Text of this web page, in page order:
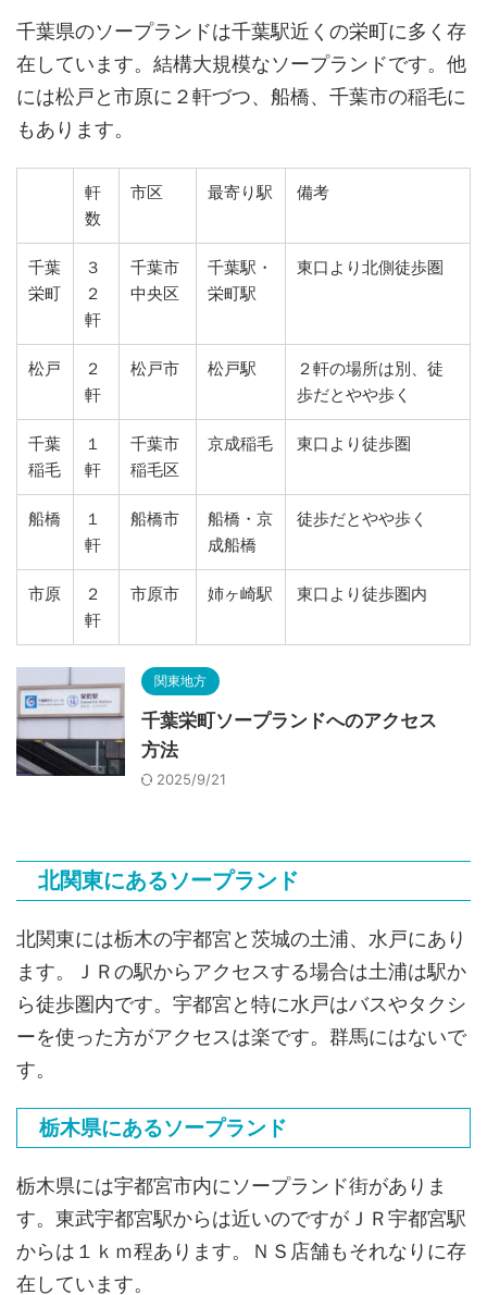
千葉県のソープランドは千葉駅近くの栄町に多く存
在しています。結構大規模なソープランドです。他
には松戸と市原に２軒づつ、船橋、千葉市の稲毛に
もあります。
軒
数
市区 最寄り駅 備考
千葉
栄町
３
２
軒
千葉市
中央区
千葉駅・
栄町駅
東口より北側徒歩圏
松戸
２
軒
松戸市 松戸駅
２軒の場所は別、徒
歩だとやや歩く
千葉
稲毛
１
軒
千葉市
稲毛区
京成稲毛 東口より徒歩圏
船橋
１
軒
船橋市
船橋・京
成船橋
徒歩だとやや歩く
市原
２
軒
市原市 姉ヶ崎駅 東口より徒歩圏内
関東地方
千葉栄町ソープランドへのアクセス
方法
2025/9/21
北関東にあるソープランド
北関東には栃木の宇都宮と茨城の土浦、水戸にあり
ます。ＪＲの駅からアクセスする場合は土浦は駅か
ら徒歩圏内です。宇都宮と特に水戸はバスやタクシ
ーを使った方がアクセスは楽です。群馬にはないで
す。
栃木県にあるソープランド
栃木県には宇都宮市内にソープランド街がありま
す。東武宇都宮駅からは近いのですがＪＲ宇都宮駅
からは１ｋｍ程あります。ＮＳ店舗もそれなりに存
在しています。